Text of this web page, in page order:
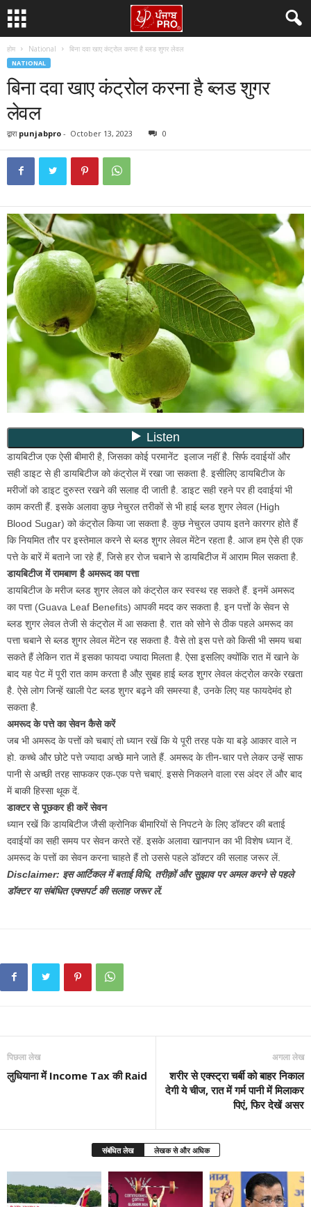
होम National बिना दवा खाए कंट्रोल करना है ब्लड शुगर लेवल
NATIONAL
बिना दवा खाए कंट्रोल करना है ब्लड शुगर
लेवल
द्वारा punjabpro - October 13, 2023 0
डायबिटीज एक ऐसी बीमारी है, जिसका कोई परमानेंट इलाज नहीं है. सिर्फ दवाईयों और
सही डाइट से ही डायबिटीज को कंट्रोल में रखा जा सकता है. इसीलिए डायबिटीज के
मरीजों को डाइट दुरुस्त रखने की सलाह दी जाती है. डाइट सही रहने पर ही दवाईयां भी
काम करती हैं. इसके अलावा कुछ नेचुरल तरीकों से भी हाई ब्लड शुगर लेवल (High
Blood Sugar) को कंट्रोल किया जा सकता है. कुछ नेचुरल उपाय इतने कारगर होते हैं
कि नियमित तौर पर इस्तेमाल करने से ब्लड शुगर लेवल मेंटेन रहता है. आज हम ऐसे ही एक
पत्ते के बारें में बताने जा रहे हैं, जिसे हर रोज चबाने से डायबिटीज में आराम मिल सकता है.
डायबिटीज में रामबाण है अमरूद का पत्ता
डायबिटीज के मरीज ब्लड शुगर लेवल को कंट्रोल कर स्वस्थ रह सकते हैं. इनमें अमरूद
का पत्ता (Guava Leaf Benefits) आपकी मदद कर सकता है. इन पत्तों के सेवन से
ब्लड शुगर लेवल तेजी से कंट्रोल में आ सकता है. रात को सोने से ठीक पहले अमरूद का
पत्ता चबाने से ब्लड शुगर लेवल मेंटेन रह सकता है. वैसे तो इस पत्ते को किसी भी समय चबा
सकते हैं लेकिन रात में इसका फायदा ज्यादा मिलता है. ऐसा इसलिए क्योंकि रात में खाने के
बाद यह पेट में पूरी रात काम करता है औऱ सुबह हाई ब्लड शुगर लेवल कंट्रोल करके रखता
है. ऐसे लोग जिन्हें खाली पेट ब्लड शुगर बढ़ने की समस्या है, उनके लिए यह फायदेमंद हो
सकता है.
अमरूद के पत्ते का सेवन कैसे करें
जब भी अमरूद के पत्तों को चबाएं तो ध्यान रखें कि ये पूरी तरह पके या बड़े आकार वाले न
हो. कच्चे और छोटे पत्ते ज्यादा अच्छे माने जाते हैं. अमरूद के तीन-चार पत्ते लेकर उन्हें साफ
पानी से अच्छी तरह साफकर एक-एक पत्ते चबाएं. इससे निकलने वाला रस अंदर लें और बाद
में बाकी हिस्सा थूक दें.
डाक्टर से पूछकर ही करें सेवन
ध्यान रखें कि डायबिटीज जैसी क्रोनिक बीमारियों से निपटने के लिए डॉक्टर की बताई
दवाईयों का सही समय पर सेवन करते रहें. इसके अलावा खानपान का भी विशेष ध्यान दें.
अमरूद के पत्तों का सेवन करना चाहते हैं तो उससे पहले डॉक्टर की सलाह जरूर लें.
Disclaimer: इस आर्टिकल में बताई विधि, तरीक़ों और सुझाव पर अमल करने से पहले
डॉक्टर या संबंधित एक्सपर्ट की सलाह जरूर लें.
पिछला लेख
लुधियाना में Income Tax की Raid
अगला लेख
शरीर से एक्स्ट्रा चर्बी को बाहर निकाल
देगी ये चीज, रात में गर्म पानी में मिलाकर
पिएं, फिर देखें असर
संबंधित लेख लेखक से और अधिक